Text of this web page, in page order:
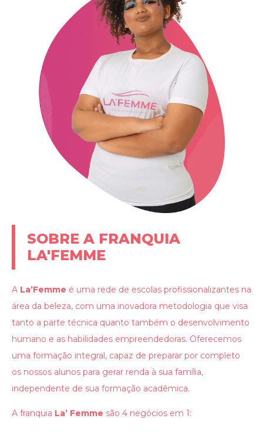
SOBRE A FRANQUIA
LA'FEMME
A La’Femme é uma rede de escolas profissionalizantes na
área da beleza, com uma inovadora metodologia que visa
tanto a parte técnica quanto também o desenvolvimento
humano e as habilidades empreendedoras. Oferecemos
uma formação integral, capaz de preparar por completo
os nossos alunos para gerar renda à sua família,
independente de sua formação acadêmica.
A franquia La’ Femme são 4 negócios em 1: